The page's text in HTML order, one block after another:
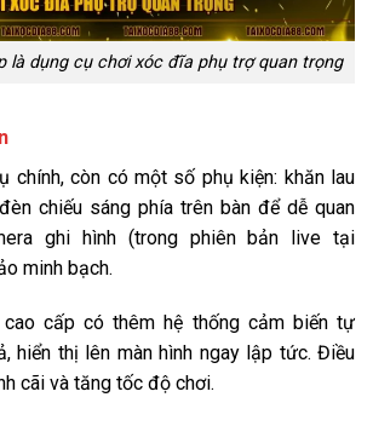
là dụng cụ chơi xóc đĩa phụ trợ quan trọng
chính, còn có một số phụ kiện: khăn lau
chiếu sáng phía trên bàn để dễ quan
ghi hình (trong phiên bản live tại
minh bạch.
cấp có thêm hệ thống cảm biến tự
hiển thị lên màn hình ngay lập tức. Điều
cãi và tăng tốc độ chơi.